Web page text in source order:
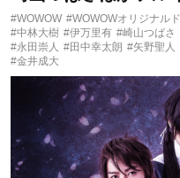
#WOWOW #WOWOWオリジナル
#中林大樹 #伊万里有 #崎山つばさ
#永田崇人 #田中幸太朗 #矢野聖人
#金井成大